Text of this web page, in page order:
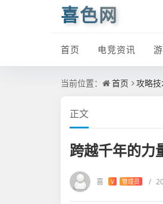
喜色网
首页 电竞资讯
当前位置： 首页 攻略
正文
跨越千年的力
喜 V 管理员 /